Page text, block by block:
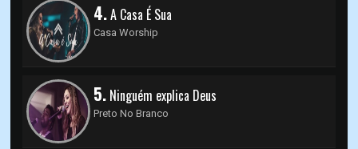
4.A Casa É Sua
Casa Worship
5. Ninguém explica Deus
Preto No Branco